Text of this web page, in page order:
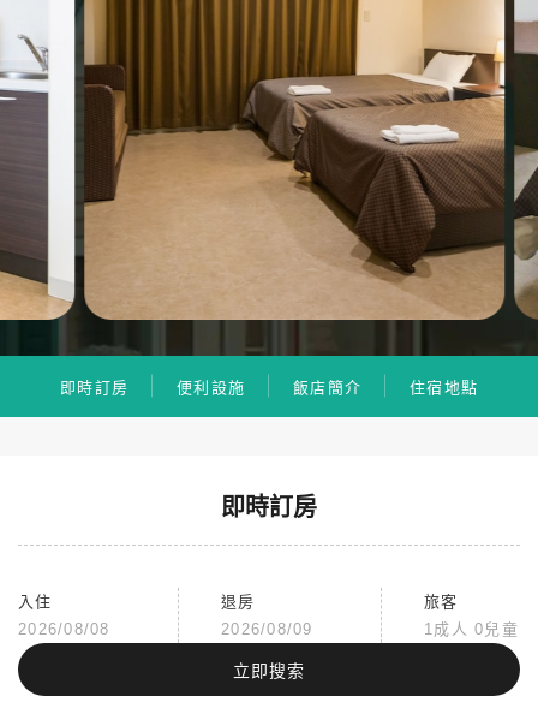
即時訂房 便利設施 飯店簡介 住宿地點
即時訂房
入住
2026/08/08
退房
2026/08/09
旅客
1成人 0兒童
立即搜索